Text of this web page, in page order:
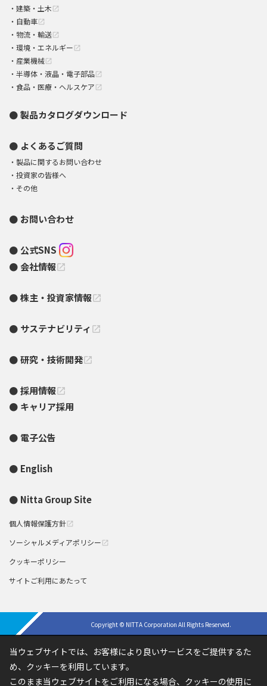
建築・土木 open_in_new
自動車 open_in_new
物流・輸送 open_in_new
環境・エネルギー open_in_new
産業機械 open_in_new
半導体・液晶・電子部品 open_in_new
食品・医療・ヘルスケア open_in_new
製品カタログダウンロード
よくあるご質問
製品に関するお問い合わせ
投資家の皆様へ
その他
お問い合わせ
公式SNS
会社情報open_in_new
株主・投資家情報open_in_new
サステナビリティ open_in_new
研究・技術開発open_in_new
採用情報open_in_new
キャリア採用
電子公告
English
Nitta Group Site
個人情報保護方針 open_in_new
ソーシャルメディアポリシー open_in_new
クッキーポリシー
サイトご利用にあたって
Copyright © NITTA Corporation All Rights Reserved.
当ウェブサイトでは、お客様により良いサービスをご提供するた
め、クッキーを利用しています。
このまま当ウェブサイトをご利用になる場合、クッキーの使用に